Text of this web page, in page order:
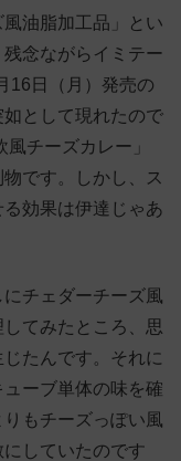
油脂加工品」とい
念ながらイミテー
16日（月）発売の
如として現れたので
チーズカレー」
です。しかし、ス
効果は伊達じゃあ
チェダーチーズ風
てみたところ、思
たんです。それに
ーブ単体の味を確
もチーズっぽい風
していたのです